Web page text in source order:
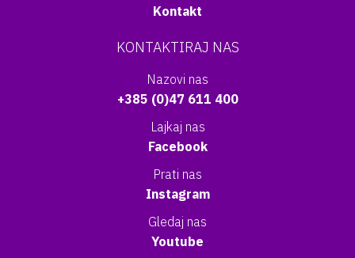
Kontakt
KONTAKTIRAJ NAS
Nazovi nas
+385 (0)47 611 400
Lajkaj nas
Facebook
Prati nas
Instagram
Gledaj nas
Youtube